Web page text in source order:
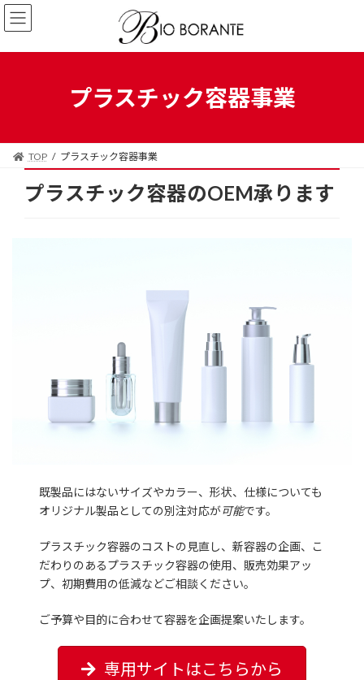
コ
ン
ン
ナ
ビ
ー
プラスチック容器事業
TOP プラスチック容器事業
プラスチック容器のOEM承ります
既製品にはないサイズやカラー、形状、仕様についても
オリジナル製品としての別注対応が可能です。
プラスチック容器のコストの見直し、新容器の企画、こ
だわりのあるプラスチック容器の使用、販売効果アッ
プ、初期費用の低減などご相談ください。
ご予算や目的に合わせて容器を企画提案いたします。
専用サイトはこちらから